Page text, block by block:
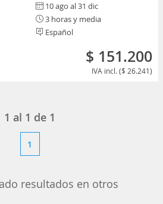
10 ago al 31 dic
3 horas y media
Español
$ 151.200
IVA incl. ($ 26.241)
1 al 1 de 1
1
resultados en otros